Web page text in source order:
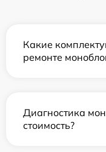
Какие
ремонте
Диагностика
стоимость?